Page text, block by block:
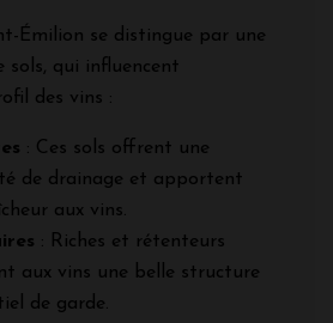
Émilion se distingue par une
sols, qui influencent
des vins :
: Ces sols offrent une
de drainage et apportent
aux vins.
: Riches et rétenteurs
aux vins une belle structure
de garde.